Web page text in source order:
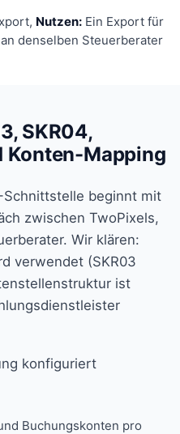
Nutzen: Ein Export für
denselben Steuerberater
SKR04,
Konten-Mapping
Schnittstelle beginnt mit
zwischen TwoPixels,
Wir klären:
verwendet (SKR03
ist
konfiguriert
Buchungskonten pro